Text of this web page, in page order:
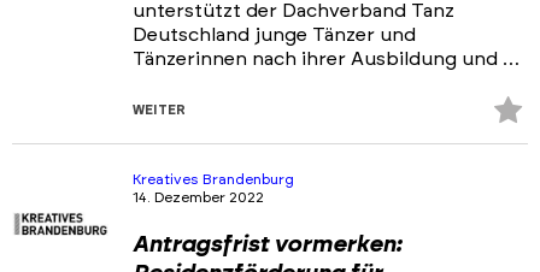
unterstützt der Dachverband Tanz
Deutschland junge Tänzer und
Tänzerinnen nach ihrer Ausbildung und …
WEITER
Kreatives Brandenburg
14. Dezember 2022
Antragsfrist vormerken: